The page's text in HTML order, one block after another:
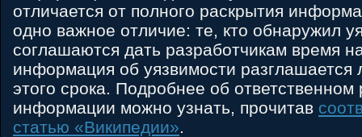
отличается от полного раскрытия
одно важное отличие: те, кто обнаружил
соглашаются дать разработчикам время
информация об уязвимости разглашается
этого срока. Подробнее об ответственном
информации можно узнать, прочитав
статью «Википедии».